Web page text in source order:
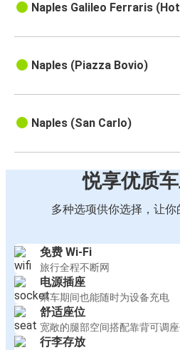
Naples Galileo Ferraris
Naples (Piazza Bovio)
Naples (San Carlo)
悦享优质
多种选项供你选择，让你
免费 Wi-Fi
旅行全程不断网
电源插座
乘车期间也能随时为设备充电
舒适座位
宽敞的腿部空间搭配靠背可调
行李存放